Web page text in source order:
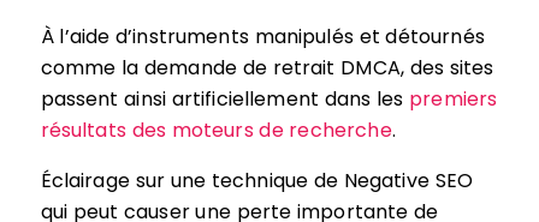
À l’aide d’instruments manipulés et détournés
comme la demande de retrait DMCA, des sites
passent ainsi artificiellement dans les premiers
résultats des moteurs de recherche.
Éclairage sur une technique de Negative SEO
qui peut causer une perte importante de